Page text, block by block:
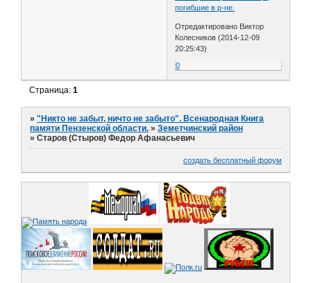
погибшие в р-не.
Отредактировано Виктор
Колесников (2014-12-09
20:25:43)
0
Страница:1
»"Никто не забыт, ничто не забыто". Всенародная Книга
памяти Пензенской области. »Земетчинский район
»Старов (Стыров) Федор Афанасьевич
создать бесплатный форум